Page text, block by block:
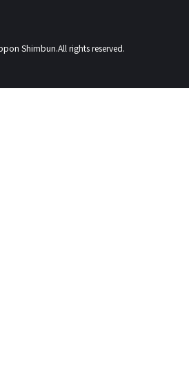
Shimbun.All rights reserved.